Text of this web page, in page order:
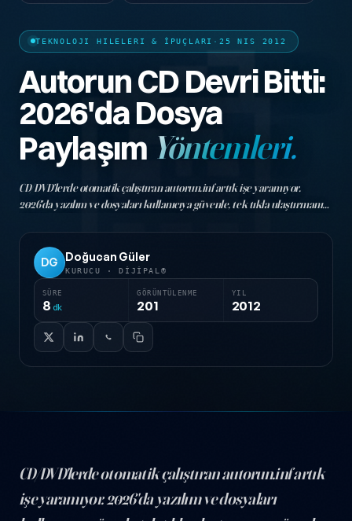
📰
TEKNOLOJI HILELERI & İPUÇLARI ·25 NIS 2012
Autorun CD Devri Bitti:
2026'da Dosya
Paylaşım Yöntemleri.
CD/DVD'lerde otomatik çalıştıran autorun.inf artık işe yaramıyor.
2026'da yazılım ve dosyaları kullanıcıya güvenle, tek tıkla ulaştırmanın
DG Doğucan Güler
KURUCU · DIJIPAL®
SÜRE
8 dk
GÖRÜNTÜLENME
201
YIL
2012
CD/DVD'lerde otomatik çalıştıran autorun.inf artık
işe yaramıyor. 2026'da yazılım ve dosyaları